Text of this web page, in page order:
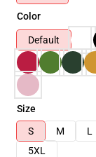
Color
Default
Size
S
M L
5XL